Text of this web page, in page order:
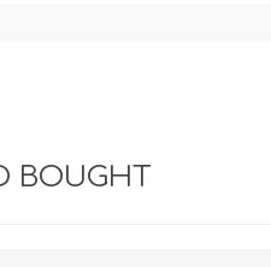
BOUGHT